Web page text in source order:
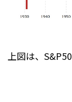
上図は、